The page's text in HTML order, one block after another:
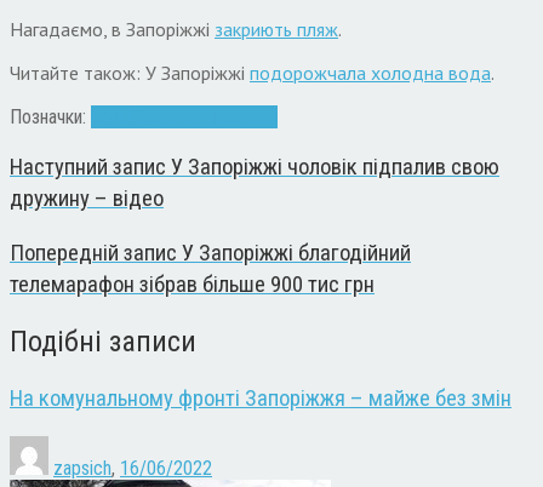
Нагадаємо, в Запоріжжі закриють пляж.
Читайте також: У Запоріжжі подорожчала холодна вода.
Позначки:
Наступний запис У Запоріжжі чоловік підпалив свою
дружину – відео
Попередній запис У Запоріжжі благодійний
телемарафон зібрав більше 900 тис грн
Подібні записи
На комунальному фронті Запоріжжя – майже без змін
zapsich, 16/06/2022